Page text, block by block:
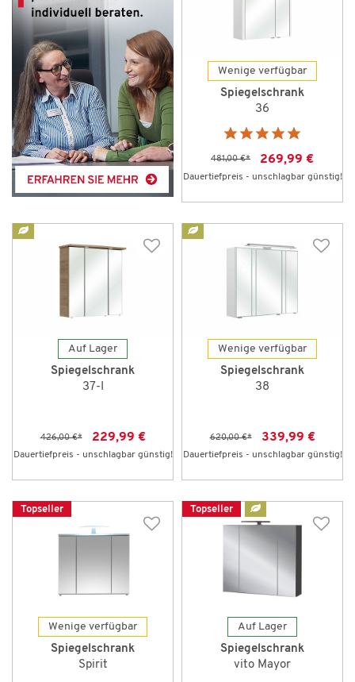
Wenige verfügbar
Spiegelschrank
36
481,00 €* 269,99 €
Dauertiefpreis - unschlagbar günstig!
Auf Lager
Spiegelschrank
37-I
426,00 €* 229,99 €
Dauertiefpreis - unschlagbar günstig!
Wenige verfügbar
Spiegelschrank
38
620,00 €* 339,99 €
Dauertiefpreis - unschlagbar günstig!
Topseller
Wenige verfügbar
Spiegelschrank
Spirit
Topseller
Auf Lager
Spiegelschrank
vito Mayor